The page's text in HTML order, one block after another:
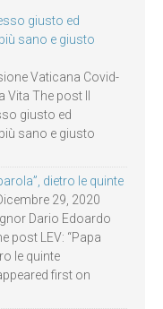
giusto ed
sano e giusto
Vaticana Covid-
The post Il
giusto ed
sano e giusto
dietro le quinte
29, 2020
Dario Edoardo
post LEV: “Papa
le quinte
first on